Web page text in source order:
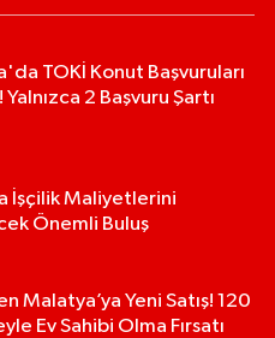
TOKİ Konut Başvuruları
Yalnızca 2 Başvuru Şartı
İşçilik Maliyetlerini
Önemli Buluş
Malatya’ya Yeni Satış! 120
Ev Sahibi Olma Fırsatı